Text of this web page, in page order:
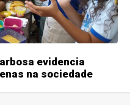
evidencia
na sociedade